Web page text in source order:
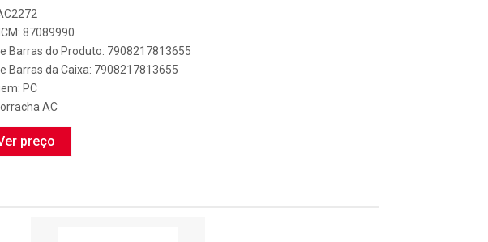
87089990
Barras do Produto: 7908217813655
Barras da Caixa: 7908217813655
PC
AC
preço